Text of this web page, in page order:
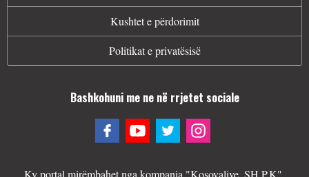
Kushtet e përdorimit
Politikat e privatësisë
Bashkohuni me ne në rrjetet sociale
Ky portal mirëmbahet nga kompania "Kosovalive. SH.P.K".